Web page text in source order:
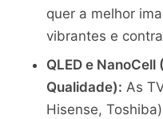
quer a melhor
vibrantes e
QLED e NanoCell
Qualidade): As
Hisense,